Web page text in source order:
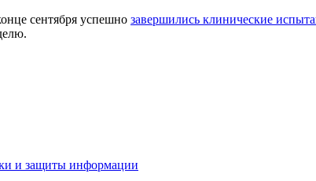
сентября успешно завершились клинические
и защиты информации